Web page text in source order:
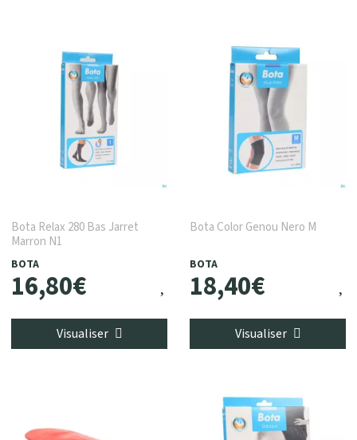
Bota Relax 280 Bas Jarret
Marron N1
BOTA
16,80€
Visualiser
Bota Color Genou Nero M
BOTA
18,40€
Visualiser